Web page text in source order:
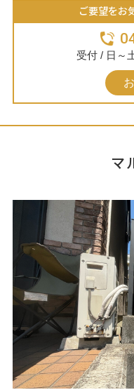
ご要望をお
受付 / 日～
マ